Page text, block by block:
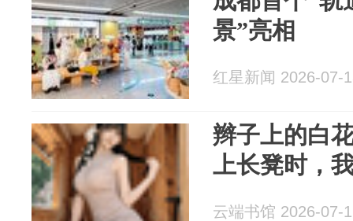
景”亮相
红星新闻 2026-07-
辫子上的白
上长凳时，
云端书馆 2026-07-